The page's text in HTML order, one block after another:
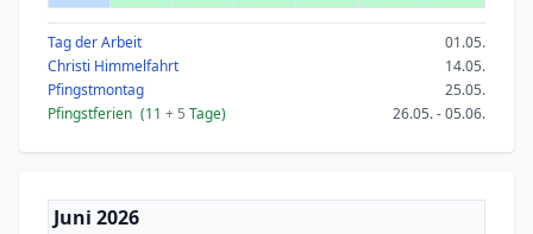
Tag der Arbeit
01.05.
Christi Himmelfahrt
14.05.
Pfingstmontag
25.05.
Pfingstferien (11 + 5 Tage) 26.05. - 05.06.
Juni 2026